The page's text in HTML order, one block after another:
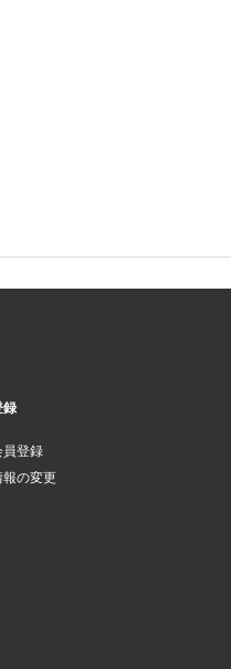
録
員登録
報の変更